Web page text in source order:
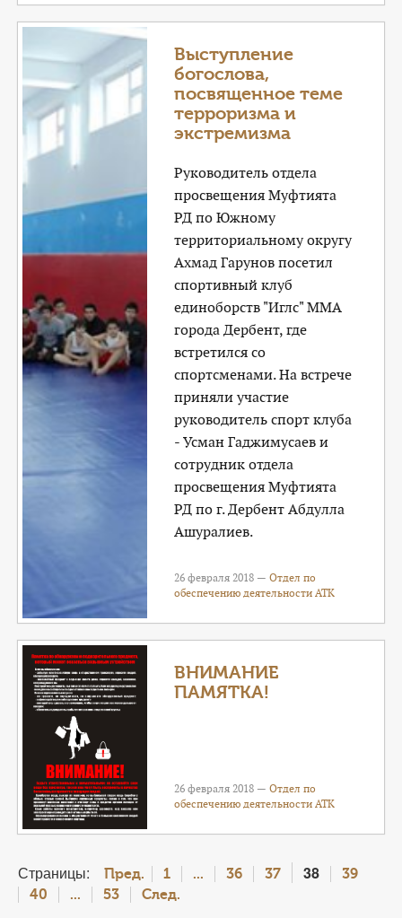
Выступление
богослова,
посвященное теме
терроризма и
экстремизма
Руководитель отдела
просвещения Муфтията
РД по Южному
территориальному округу
Ахмад Гарунов посетил
спортивный клуб
единоборств "Иглс" ММА
города Дербент, где
встретился со
спортсменами. На встрече
приняли участие
руководитель спорт клуба
- Усман Гаджимусаев и
сотрудник отдела
просвещения Муфтията
РД по г. Дербент Абдулла
Ашуралиев.
26 февраля 2018 —Отдел по
обеспечению деятельности АТК
ВНИМАНИЕ
ПАМЯТКА!
26 февраля 2018 —Отдел по
обеспечению деятельности АТК
Страницы: Пред. 1 ... 36 37 38
39
40
... 53 След.